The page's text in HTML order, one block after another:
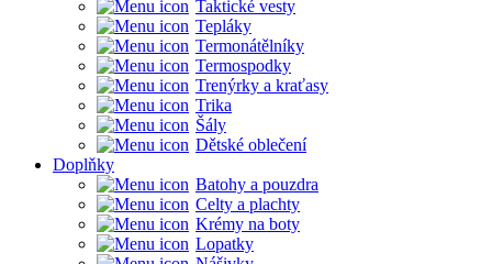
Taktické vesty
Tepláky
Termonátělníky
Termospodky
Trenýrky a kraťasy
Trika
Šály
Dětské oblečení
Doplňky
Batohy a pouzdra
Celty a plachty
Krémy na boty
Lopatky